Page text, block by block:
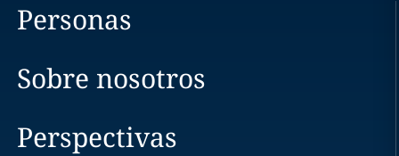
Personas
Sobre nosotros
Perspectivas